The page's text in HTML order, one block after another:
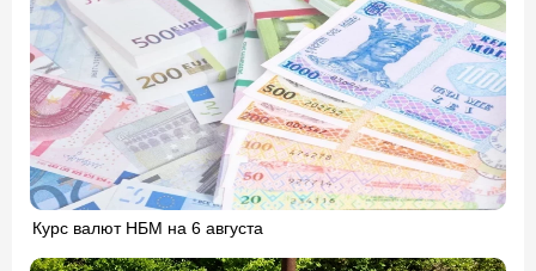
Курс валют НБМ на 6 августа